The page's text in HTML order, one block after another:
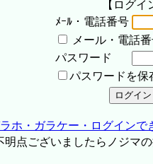
【ログイ
ﾒｰﾙ・電話番号
メール・電話
パスワード
パスワードを保
ホ・ガラケー・ログインで
点ございましたらノジマ